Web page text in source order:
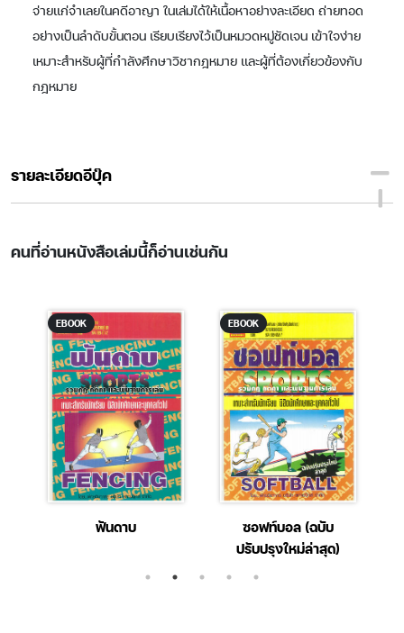
จ่ายแก่จำเลยในคดีอาญา ในเล่มได้ให้เนื้อหาอย่างละเอียด ถ่ายทอด
อย่างเป็นลำดับขั้นตอน เรียบเรียงไว้เป็นหมวดหมู่ชัดเจน เข้าใจง่าย
เหมาะสำหรับผู้ที่กำลังศึกษาวิชากฎหมาย และผู้ที่ต้องเกี่ยวข้องกับ
กฎหมาย
รายละเอียดอีบุ๊ค
คนที่อ่านหนังสือเล่มนี้ก็อ่านเช่นกัน
EBOOK
ฟันดาบ
EBOOK
ซอฟท์บอล (ฉบับ
ปรับปรุงใหม่ล่าสุด)